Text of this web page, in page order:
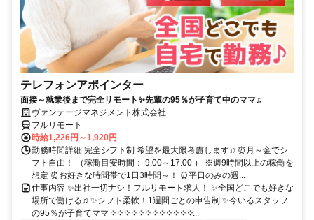
テレフォンアポインター
面接～就業後まで完全リモート✨先輩の95％が子育て中のママ♫
ヴァンテージマネジメント株式会社
フルリモート
時給1,226円～1,920円
勤務時間詳細 完全シフト制 希望を最大限考慮します♫ ⏰月～金でシ
フト自由！ （稼働目安時間： 9:00～17:00 ） ※週9時間以上の稼働を
想定 ⏰お好きな時間帯で1日3時間～！ ⏰平日のみの週...
仕事内容 ✨出社一切ナシ！フルリモート求人！ ✨全国どこでも好きな
場所で働ける♫ ✨シフト柔軟！1週間ごとの申告制 ✨今いるスタッフ
の95％が子育てママ ༶ ༶ ༶ ༶ ༶ ༶ ༶ ༶ ༶ ༶ ༶ ༶...